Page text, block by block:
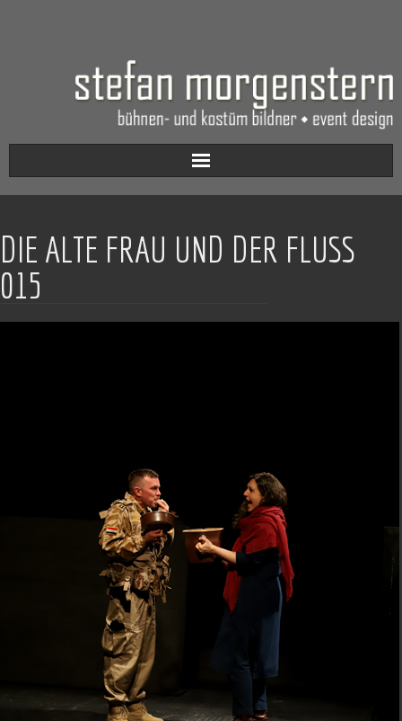
Aktuell
Werkverzeichnis
Biografie
DIE ALTE FRAU UND DER FLUSS
015